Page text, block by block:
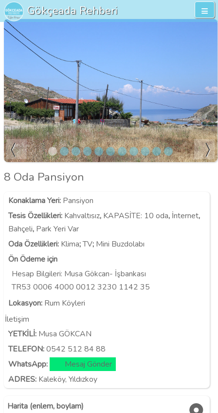
Gökçeada Rehberi
8 Oda Pansiyon
Konaklama Yeri: Pansiyon
Tesis Özellikleri: Kahvaltısız, KAPASİTE: 10 oda, İnternet,
Bahçeli, Park Yeri Var
Oda Özellikleri: Klima;TV; Mini Buzdolabı
Ön Ödeme için
Hesap Bilgileri: Musa Gökcan- İşbankası
TR53 0006 4000 0012 3230 1142 35
Lokasyon: Rum Köyleri
İletişim
YETKİLİ: Musa GÖKCAN
TELEFON:0542 512 84 88
WhatsApp:
Mesaj Gönder
ADRES: Kaleköy, Yıldızkoy
Harita (enlem, boylam)